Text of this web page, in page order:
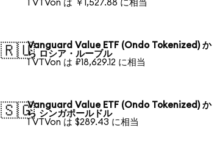
1 VTVon は ￥1,527.88 に相当
🇷🇺Vanguard Value ETF (Ondo Tokenized) か
ら ロシア・ルーブル
1 VTVon は ₽18,629.12 に相当
🇸🇬Vanguard Value ETF (Ondo Tokenized) か
ら シンガポールドル
1 VTVon は $289.43 に相当